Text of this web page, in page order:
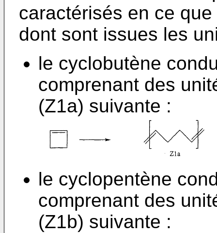
caractérisés en ce
dont sont issues les
le cyclobutène
comprenant des
(Z1a) suivante :
le cyclopentène
comprenant des
(Z1b) suivante :